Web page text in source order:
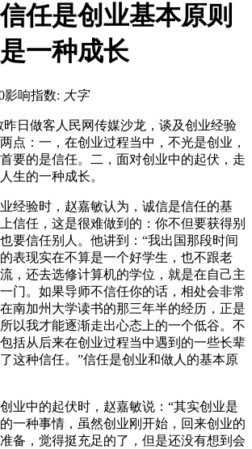
任是创业基本原则
一种成长
影响指数: 大字
昨日做客人民网传媒沙龙，谈及创业经验
点：一，在创业过程当中，不光是创业，
要的是信任。二，面对创业中的起伏，走
生的一种成长。
验时，赵嘉敏认为，诚信是信任的基
信任，这是很难做到的：你不但要获得别
要信任别人。他讲到：“我出国那段时间
表现实在不算是一个好学生，也不跟老
，还去选修计算机的学位，就是在自己主
门。如果导师不信任你的话，相处会非常
南加州大学读书的那三年半的经历，正是
以我才能逐渐走出心态上的一个低谷。不
括从后来在创业过程当中遇到的一些长辈
这种信任。”信任是创业和做人的基本原
中的起伏时，赵嘉敏说：“其实创业是
一种事情，虽然创业刚开始，回来创业的
备，觉得挺充足的了，但是还没有想到会